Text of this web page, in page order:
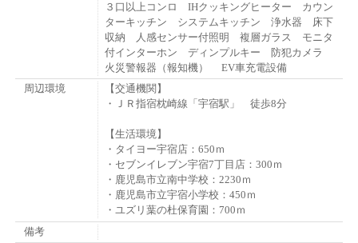
３口以上コンロ IHクッキングヒーター カウン
ターキッチン システムキッチン 浄水器 床下
収納 人感センサー付照明 複層ガラス モニタ
付インターホン ディンプルキー 防犯カメラ
火災警報器（報知機） EV車充電設備
周辺環境
【交通機関】
・ＪＲ指宿枕崎線「宇宿駅」 徒歩8分
【生活環境】
・タイヨー宇宿店：650ｍ
・セブンイレブン宇宿7丁目店：300ｍ
・鹿児島市立南中学校：2230ｍ
・鹿児島市立宇宿小学校：450ｍ
・ユズリ葉の杜保育園：700ｍ
備考